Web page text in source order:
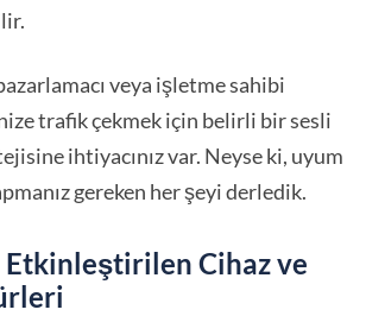
veya işletme sahibi
trafik çekmek için belirli bir sesli
ihtiyacınız var. Neyse ki, uyum
gereken her şeyi derledik.
Etkinleştirilen Cihaz ve